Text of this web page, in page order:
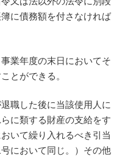
に債務額を付さなければ
業年度の末日においてそ
とができる。
職した後に当該使用人に
に類する財産の支給をす
いて繰り入れるべき引当
において同じ。）その他